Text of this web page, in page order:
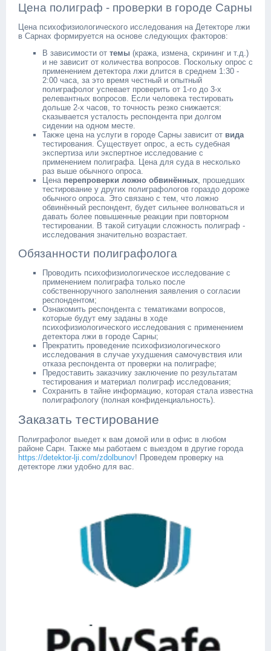
Цена полиграф - проверки в городе Сарны
Цена психофизиологического исследования на Детекторе лжи
в Сарнах формируется на основе следующих факторов:
В зависимости от темы (кража, измена, скрининг и т.д.)
и не зависит от количества вопросов. Поскольку опрос с
применением детектора лжи длится в среднем 1:30 -
2:00 часа, за это время честный и опытный
полиграфолог успевает проверить от 1-го до 3-х
релевантных вопросов. Если человека тестировать
дольше 2-х часов, то точность резко снижается:
сказывается усталость респондента при долгом
сидении на одном месте.
Также цена на услуги в городе Сарны зависит от вида
тестирования. Существует опрос, а есть судебная
экспертиза или экспертное исследование с
применением полиграфа. Цена для суда в несколько
раз выше обычного опроса.
Цена перепроверки ложно обвинённых , прошедших
тестирование у других полиграфологов гораздо дороже
обычного опроса. Это связано с тем, что ложно
обвинённый респондент, будет сильнее волноваться и
давать более повышенные реакции при повторном
тестировании. В такой ситуации сложность полиграф -
исследования значительно возрастает.
Обязанности полиграфолога
Проводить психофизиологическое исследование с
применением полиграфа только после
собственноручного заполнения заявления о согласии
респондентом;
Ознакомить респондента с тематиками вопросов,
которые будут ему заданы в ходе
психофизиологического исследования с применением
детектора лжи в городе Сарны;
Прекратить проведение психофизиологического
исследования в случае ухудшения самочувствия или
отказа респондента от проверки на полиграфе;
Предоставить заказчику заключение по результатам
тестирования и материал полиграф исследования;
Сохранить в тайне информацию, которая стала известна
полиграфологу (полная конфиденциальность).
Заказать тестирование
Полиграфолог выедет к вам домой или в офис в любом
районе Сарн. Также мы работаем с выездом в другие города
https://detektor-lji.com/zdolbunov! Проведем проверку на
детекторе лжи удобно для вас.